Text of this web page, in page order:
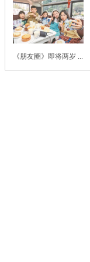
《朋友圈》即将两岁 ...